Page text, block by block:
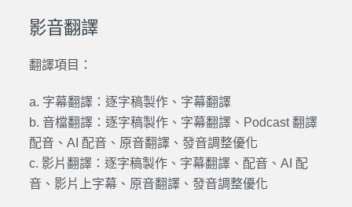
影音翻譯
翻譯項目：
a. 字幕翻譯：逐字稿製作、字幕翻譯
b. 音檔翻譯：逐字稿製作、字幕翻譯、Podcast 翻譯
配音、AI 配音、原音翻譯、發音調整優化
c. 影片翻譯：逐字稿製作、字幕翻譯、配音、AI 配
音、影片上字幕、原音翻譯、發音調整優化